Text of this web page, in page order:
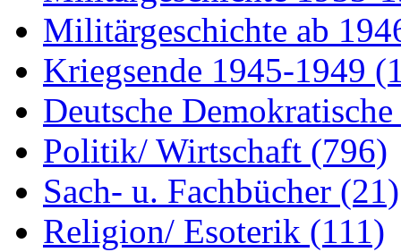
Militärgeschichte ab
Kriegsende 1945-1949
Deutsche
Politik/ Wirtschaft (796)
Sach- u. Fachbücher (21)
Religion/ Esoterik (111)